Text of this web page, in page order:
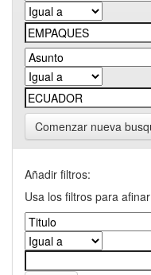
Comenzar nueva
Añadir filtros:
Usa los filtros para